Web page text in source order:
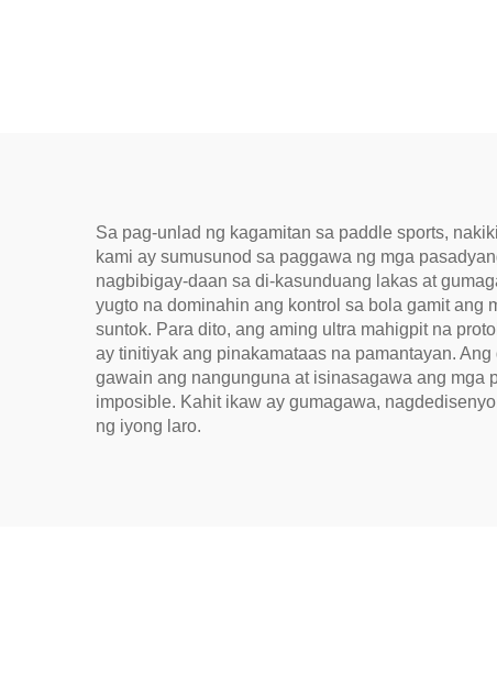
Sa pag-unlad ng kagamitan sa paddle sports,
kami ay sumusunod sa paggawa ng mga
nagbibigay-daan sa di-kasunduang lakas at
yugto na dominahin ang kontrol sa bola gamit ang
suntok. Para dito, ang aming ultra mahigpit na
ay tinitiyak ang pinakamataas na pamantayan.
gawain ang nangunguna at isinasagawa ang mga
imposible. Kahit ikaw ay gumagawa,
ng iyong laro.